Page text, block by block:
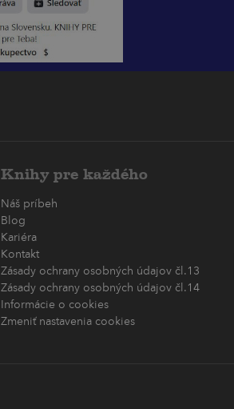
Knihy pre každého
Náš príbeh
Blog
Kariéra
Kontakt
Zásady ochrany osobných údajov čl.13
Zásady ochrany osobných údajov čl.14
Informácie o cookies
Zmeniť nastavenia cookies